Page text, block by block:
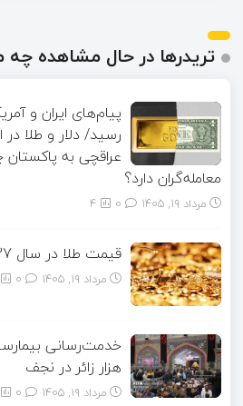
تریدرها در حال مشاهده چه
پیام‌های ایران و
رسید/ دلار و طلا در
عراقچی به پاکستان
معامله‌گران دارد؟
مرداد ۱۹, ۱۴۰۵ 4
قیمت طلا در سال 2027 چقدر می‌شود؟
مرداد ۱۹, ۱۴۰۵
هزار زائر در نجف
مرداد ۱۹, ۱۴۰۵